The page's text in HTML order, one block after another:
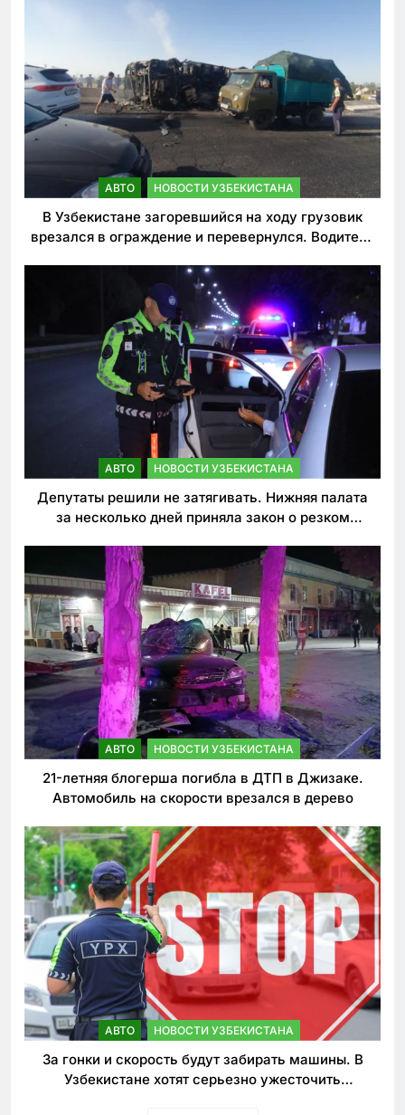
АВТО НОВОСТИ УЗБЕКИСТАНА
В Узбекистане загоревшийся на ходу грузовик
врезался в ограждение и перевернулся. Водитель
АВТО НОВОСТИ УЗБЕКИСТАНА
Депутаты решили не затягивать. Нижняя палата
за несколько дней приняла закон о резком
АВТО НОВОСТИ УЗБЕКИСТАНА
21-летняя блогерша погибла в ДТП в Джизаке.
Автомобиль на скорости врезался в дерево
АВТО НОВОСТИ УЗБЕКИСТАНА
За гонки и скорость будут забирать машины. В
Узбекистане хотят серьезно ужесточить